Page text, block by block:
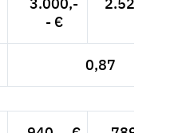
3.000,-
- €
2.521,01
0,87